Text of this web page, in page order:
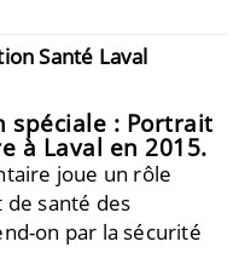
Santé Laval
spéciale : Portrait
à Laval en 2015.
joue un rôle
de santé des
on par la sécurité